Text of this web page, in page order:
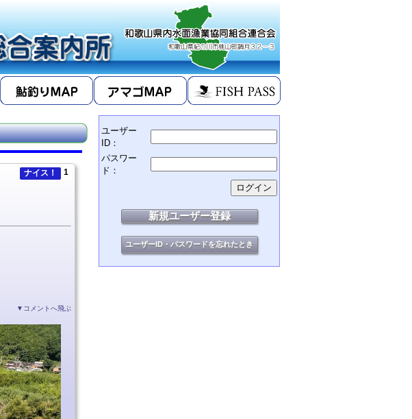
ナイス！ 1
▼コメントへ飛ぶ
ユーザー
ID：
パスワー
ド：
新規ユーザー登録
ユーザーID・パスワードを忘れたとき